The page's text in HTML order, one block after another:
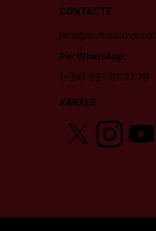
CONTACTE
hola@culturajove.cat
Per WhatsApp:
(+34) 667 07 21 79
XARXES